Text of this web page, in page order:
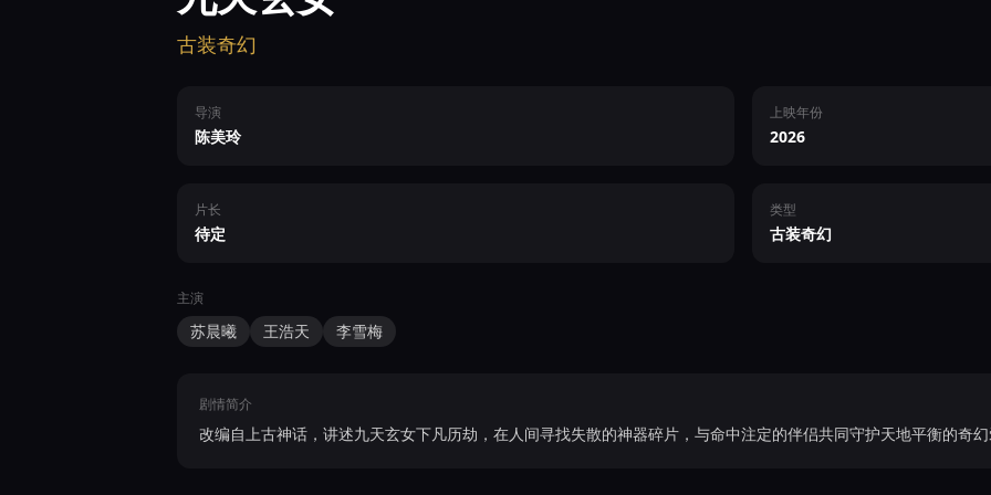
古装奇幻
导演
陈美玲
上映年份
2026
片长
待定
类型
古装奇幻
主演
苏晨曦 王浩天 李雪梅
剧情简介
改编自上古神话，讲述九天玄女下凡历劫，在人间寻找失散的神器碎片，与命中注定的伴侣共同守护天地平衡的奇幻